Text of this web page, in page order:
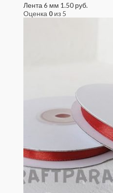
Лента 6 мм 1.50 руб.
Оценка 0 из 5